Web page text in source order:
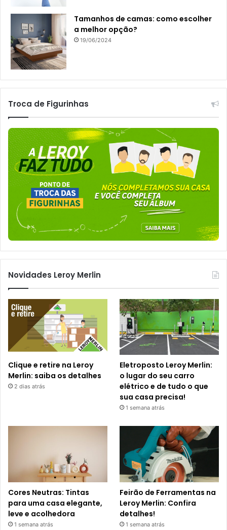
Tamanhos de camas: como escolher
a melhor opção?
19/06/2024
Troca de Figurinhas
Novidades Leroy Merlin
Clique e retire na Leroy
Merlin: saiba os detalhes
2 dias atrás
Eletroposto Leroy Merlin:
o lugar do seu carro
elétrico e de tudo o que
sua casa precisa!
1 semana atrás
Cores Neutras: Tintas
para uma casa elegante,
leve e acolhedora
1 semana atrás
Feirão de Ferramentas na
Leroy Merlin: Confira
detalhes!
1 semana atrás